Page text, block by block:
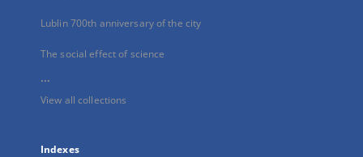
Lublin 700th anniversary of the city
The social effect of science
...
View all collections
Indexes